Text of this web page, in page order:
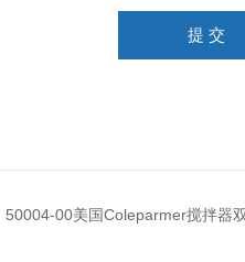
50004-00美国Coleparmer搅拌器